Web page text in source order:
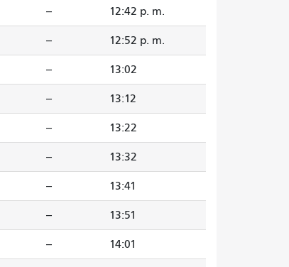
-- 12:42 p. m.
-- 12:52 p. m.
-- 13:02
-- 13:12
-- 13:22
-- 13:32
-- 13:41
-- 13:51
-- 14:01